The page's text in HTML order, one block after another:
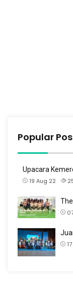
Popular
Upacara
19 Aug 22